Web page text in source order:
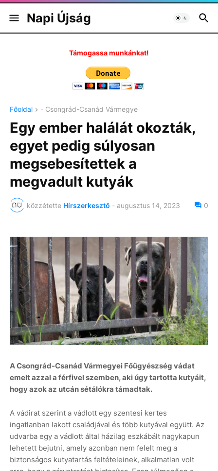
Napi Újság
Támogassa munkánkat!
Főoldal - Csongrád-Csanád Vármegye
Egy ember halálát okozták,
egyet pedig súlyosan
megsebesítettek a
megvadult kutyák
közzétette Hírszerkesztő - augusztus 14, 2023 0
A Csongrád-Csanád Vármegyei Főügyészség vádat
emelt azzal a férfivel szemben, aki úgy tartotta kutyáit,
hogy azok az utcán sétálókra támadtak.
A vádirat szerint a vádlott egy szentesi kertes
ingatlanban lakott családjával és több kutyával együtt. Az
udvarba egy a vádlott által házilag eszkábált nagykapun
lehetett bejutni, amely azonban nem felelt meg a
biztonságos kutyatartás feltételeinek, alkalmatlan volt